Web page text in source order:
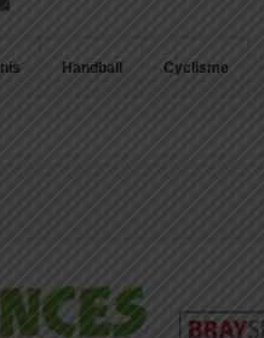
Handball Cyclisme